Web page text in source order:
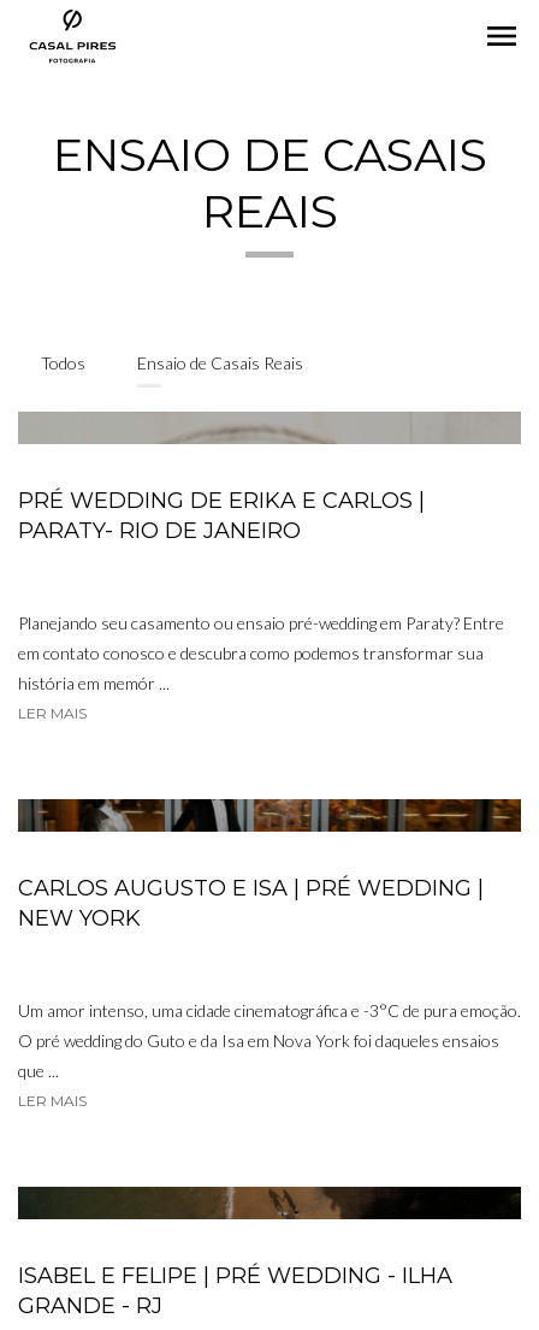
menu
ENSAIO DE CASAIS
REAIS
Todos Ensaio de Casais Reais
PRÉ WEDDING DE ERIKA E CARLOS |
PARATY- RIO DE JANEIRO
Planejando seu casamento ou ensaio pré-wedding em Paraty? Entre
em contato conosco e descubra como podemos transformar sua
história em memór ...
LER MAIS
CARLOS AUGUSTO E ISA | PRÉ WEDDING |
NEW YORK
Um amor intenso, uma cidade cinematográfica e -3°C de pura emoção.
O pré wedding do Guto e da Isa em Nova York foi daqueles ensaios
que ...
LER MAIS
ISABEL E FELIPE | PRÉ WEDDING - ILHA
GRANDE - RJ